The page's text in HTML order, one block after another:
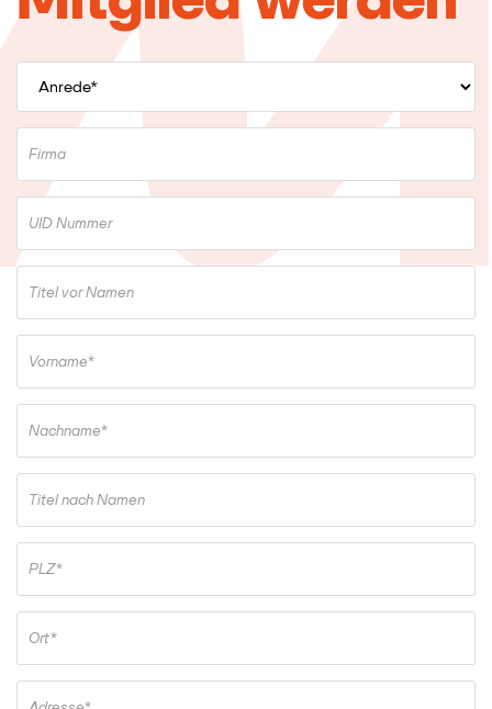
Firma
UID Nummer
Titel vor Namen
Vorname*
Nachname*
Titel nach Namen
PLZ*
Ort*